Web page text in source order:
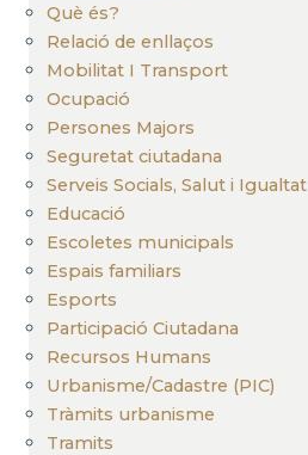
Què és?
Relació de enllaços
Mobilitat I Transport
Ocupació
Persones Majors
Seguretat ciutadana
Serveis Socials, Salut i Igualtat
Educació
Escoletes municipals
Espais familiars
Esports
Participació Ciutadana
Recursos Humans
Urbanisme/Cadastre (PIC)
Tràmits urbanisme
Tramits